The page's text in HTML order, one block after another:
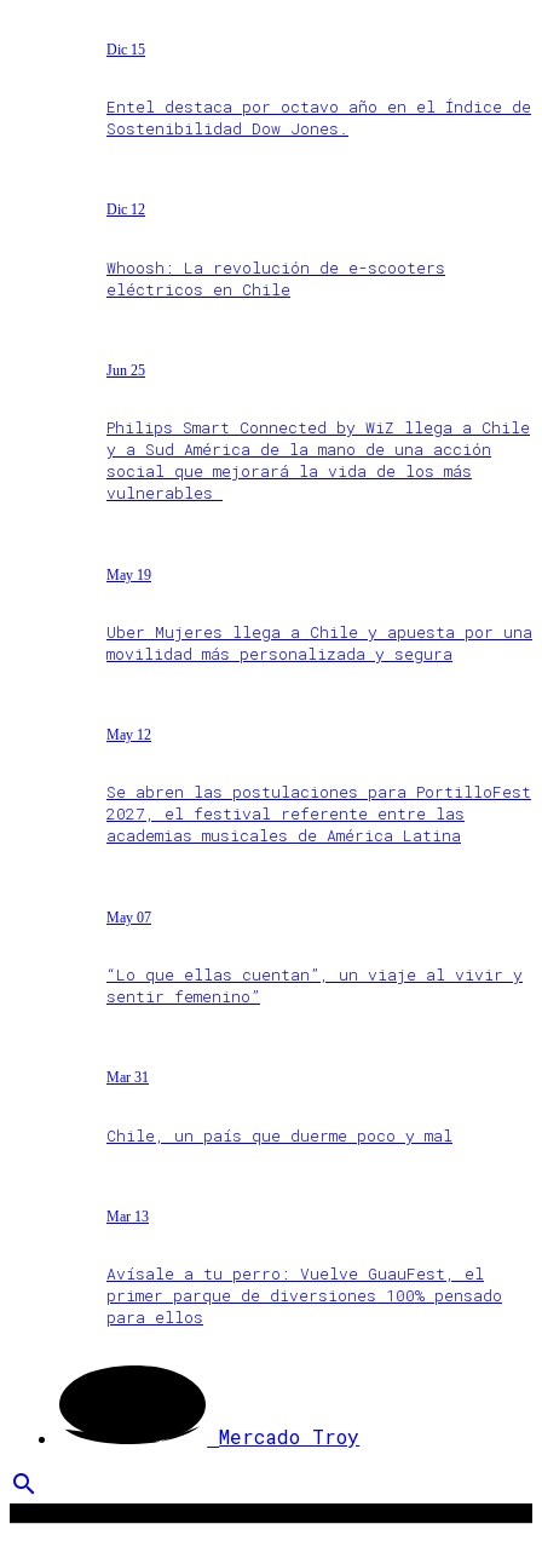
Dic 15
Entel destaca por octavo año en el Índice de
Sostenibilidad Dow Jones.
Dic 12
Whoosh: La revolución de e-scooters
eléctricos en Chile
Jun 25
Philips Smart Connected by WiZ llega a Chile
y a Sud América de la mano de una acción
social que mejorará la vida de los más
vulnerables
May 19
Uber Mujeres llega a Chile y apuesta por una
movilidad más personalizada y segura
May 12
Se abren las postulaciones para PortilloFest
2027, el festival referente entre las
academias musicales de América Latina
May 07
“Lo que ellas cuentan”, un viaje al vivir y
sentir femenino”
Mar 31
Chile, un país que duerme poco y mal
Mar 13
Avísale a tu perro: Vuelve GuauFest, el
primer parque de diversiones 100% pensado
para ellos
Mercado Troy
search